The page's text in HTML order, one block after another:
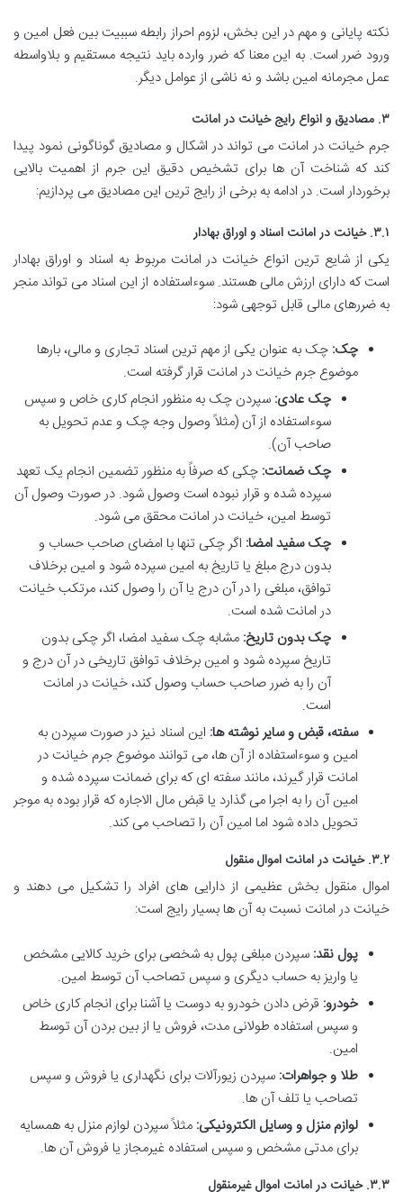
نکته پایانی و مهم در این بخش، لزوم احراز رابطه سببیت بین فعل امین و
ورود ضرر است. به این معنا که ضرر وارده باید نتیجه مستقیم و بلاواسطه
عمل مجرمانه امین باشد و نه ناشی از عوامل دیگر.
۳. مصادیق و انواع رایج خیانت در امانت
جرم خیانت در امانت می تواند در اشکال و مصادیق گوناگونی نمود پیدا
کند که شناخت آن ها برای تشخیص دقیق این جرم از اهمیت بالایی
برخوردار است. در ادامه به برخی از رایج ترین این مصادیق می پردازیم:
۳.۱. خیانت در امانت اسناد و اوراق بهادار
یکی از شایع ترین انواع خیانت در امانت مربوط به اسناد و اوراق بهادار
است که دارای ارزش مالی هستند. سوءاستفاده از این اسناد می تواند منجر
به ضررهای مالی قابل توجهی شود:
چک: چک به عنوان یکی از مهم ترین اسناد تجاری و مالی، بارها
موضوع جرم خیانت در امانت قرار گرفته است.
چک عادی: سپردن چک به منظور انجام کاری خاص و سپس
سوءاستفاده از آن (مثلاً وصول وجه چک و عدم تحویل به
صاحب آن).
چک ضمانت: چکی که صرفاً به منظور تضمین انجام یک تعهد
سپرده شده و قرار نبوده است وصول شود. در صورت وصول آن
توسط امین، خیانت در امانت محقق می شود.
چک سفید امضا: اگر چکی تنها با امضای صاحب حساب و
بدون درج مبلغ یا تاریخ به امین سپرده شود و امین برخلاف
توافق، مبلغی را در آن درج یا آن را وصول کند، مرتکب خیانت
در امانت شده است.
چک بدون تاریخ: مشابه چک سفید امضا، اگر چکی بدون
تاریخ سپرده شود و امین برخلاف توافق تاریخی در آن درج و
آن را به ضرر صاحب حساب وصول کند، خیانت در امانت
است.
سفته، قبض و سایر نوشته ها: این اسناد نیز در صورت سپردن به
امین و سوءاستفاده از آن ها، می توانند موضوع جرم خیانت در
امانت قرار گیرند، مانند سفته ای که برای ضمانت سپرده شده و
امین آن را به اجرا می گذارد یا قبض مال الاجاره که قرار بوده به موجر
تحویل داده شود اما امین آن را تصاحب می کند.
۳.۲. خیانت در امانت اموال منقول
اموال منقول بخش عظیمی از دارایی های افراد را تشکیل می دهند و
خیانت در امانت نسبت به آن ها بسیار رایج است:
پول نقد: سپردن مبلغی پول به شخصی برای خرید کالایی مشخص
یا واریز به حساب دیگری و سپس تصاحب آن توسط امین.
خودرو: قرض دادن خودرو به دوست یا آشنا برای انجام کاری خاص
و سپس استفاده طولانی مدت، فروش یا از بین بردن آن توسط
امین.
طلا و جواهرات: سپردن زیورآلات برای نگهداری یا فروش و سپس
تصاحب یا تلف آن ها.
لوازم منزل و وسایل الکترونیکی: مثلاً سپردن لوازم منزل به همسایه
برای مدتی مشخص و سپس استفاده غیرمجاز یا فروش آن ها.
۳.۳. خیانت در امانت اموال غیرمنقول